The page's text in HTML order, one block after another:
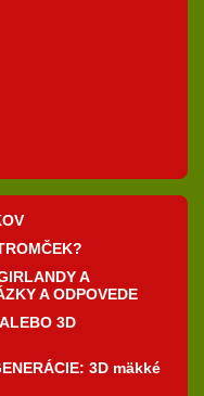
A
A ODPOVEDE
3D
3D mäkké